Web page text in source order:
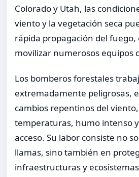
Colorado y Utah, las
viento y la vegetación seca
rápida propagación del fuego,
movilizar numerosos equipos
Los bomberos forestales
extremadamente peligrosas,
cambios repentinos del
temperaturas, humo intenso
acceso. Su labor consiste no
llamas, sino también en
infraestructuras y